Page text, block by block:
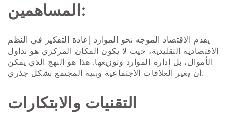
المساهمين:
يقدم الاقتصاد الموجه نحو الموارد إعادة التفكير في النظم
الاقتصادية التقليدية، حيث لا يكون المكان المركزي هو تداول
الأموال، بل إدارة الموارد وتوزيعها. هذا هو النهج الذي يمكن
أن يغير العلاقات الاجتماعية وبنية المجتمع بشكل جذري.
التقنيات والابتكارات